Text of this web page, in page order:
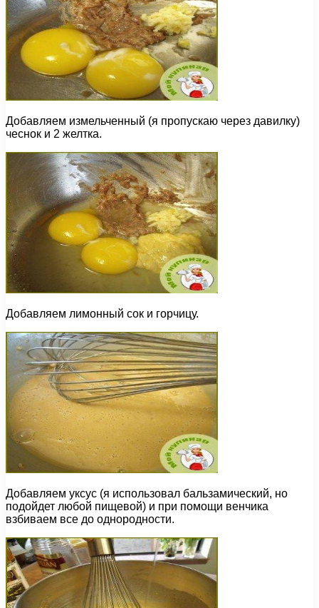
Добавляем измельченный (я пропускаю через давилку)
чеснок и 2 желтка.
Добавляем лимонный сок и горчицу.
Добавляем уксус (я использовал бальзамический, но
подойдет любой пищевой) и при помощи венчика
взбиваем все до однородности.